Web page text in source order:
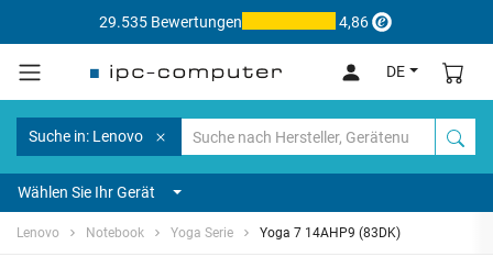
29.535 Bewertungen 4,86
DE
Suche in: Lenovo
Wählen Sie Ihr Gerät
Lenovo Notebook Yoga Serie Yoga 7 14AHP9 (83DK)